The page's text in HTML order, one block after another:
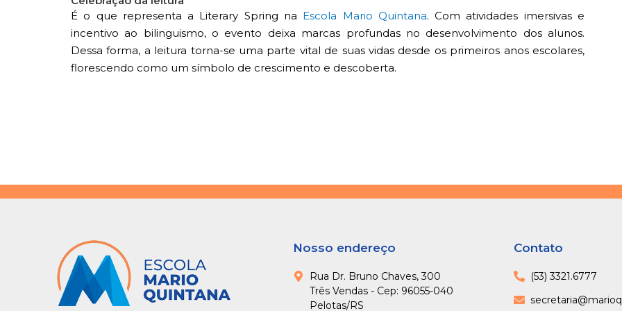
É o que representa a Literary Spring na Escola Mario Quintana. Com atividades imersivas e
incentivo ao bilinguismo, o evento deixa marcas profundas no desenvolvimento dos alunos.
Dessa forma, a leitura torna-se uma parte vital de suas vidas desde os primeiros anos escolares,
florescendo como um símbolo de crescimento e descoberta.
Nosso endereço
Rua Dr. Bruno Chaves, 300
Três Vendas - Cep: 96055-040
Pelotas/RS
Contato
(53) 3321.6777